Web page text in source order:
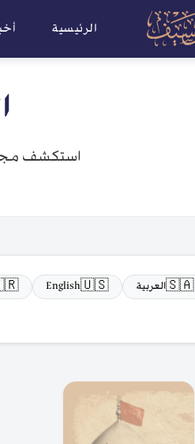
الرئيسية
استكشف
🇸🇦العربية 🇺🇸
English